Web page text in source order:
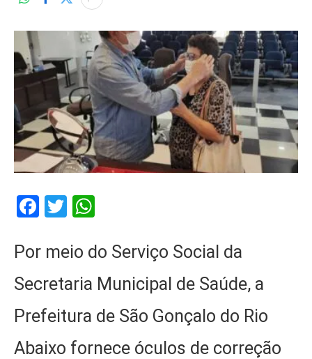
Facebook
Twitter
Por meio do Serviço Social da
Secretaria Municipal de Saúde, a
Prefeitura de São Gonçalo do Rio
Abaixo fornece óculos de correção